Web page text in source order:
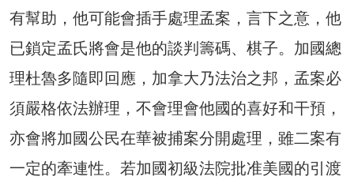
有幫助，他可能會插手處理孟案，言下之意，他
已鎖定孟氏將會是他的談判籌碼、棋子。加國總
理杜魯多隨即回應，加拿大乃法治之邦，孟案必
須嚴格依法辦理，不會理會他國的喜好和干預，
亦會將加國公民在華被捕案分開處理，雖二案有
一定的牽連性。若加國初級法院批准美國的引渡